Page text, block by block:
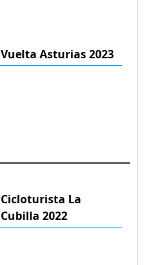
Vuelta Asturias 2023
Cicloturista La
Cubilla 2022